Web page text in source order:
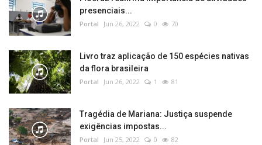
presenciais...
Portal Jun 26, 2022 0 70
Livro traz aplicação de 150 espécies nativas
da flora brasileira
Portal Jun 26, 2022 1 81
Tragédia de Mariana: Justiça suspende
exigências impostas...
Portal Jun 25, 2022 0 82